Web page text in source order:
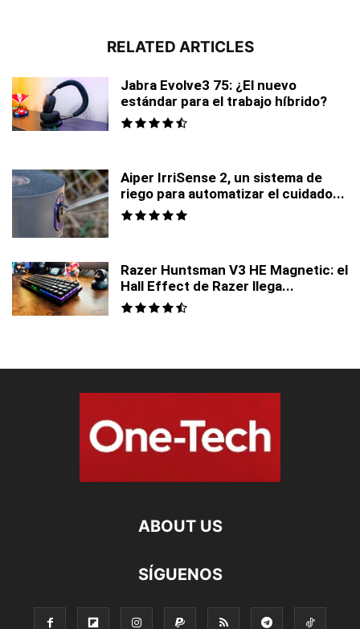
RELATED ARTICLES
Jabra Evolve3 75: ¿El nuevo
estándar para el trabajo híbrido?
Aiper IrriSense 2, un sistema de
riego para automatizar el cuidado...
Razer Huntsman V3 HE Magnetic: el
Hall Effect de Razer llega...
ABOUT US
SÍGUENOS